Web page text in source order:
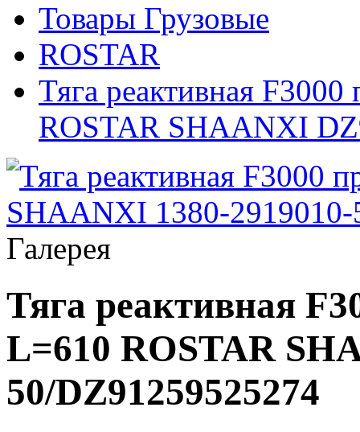
Товары Грузовые
ROSTAR
Тяга реактивная
ROSTAR SHAANXI
Галерея
Тяга реактивная
L=610 ROSTAR
50/DZ91259525274